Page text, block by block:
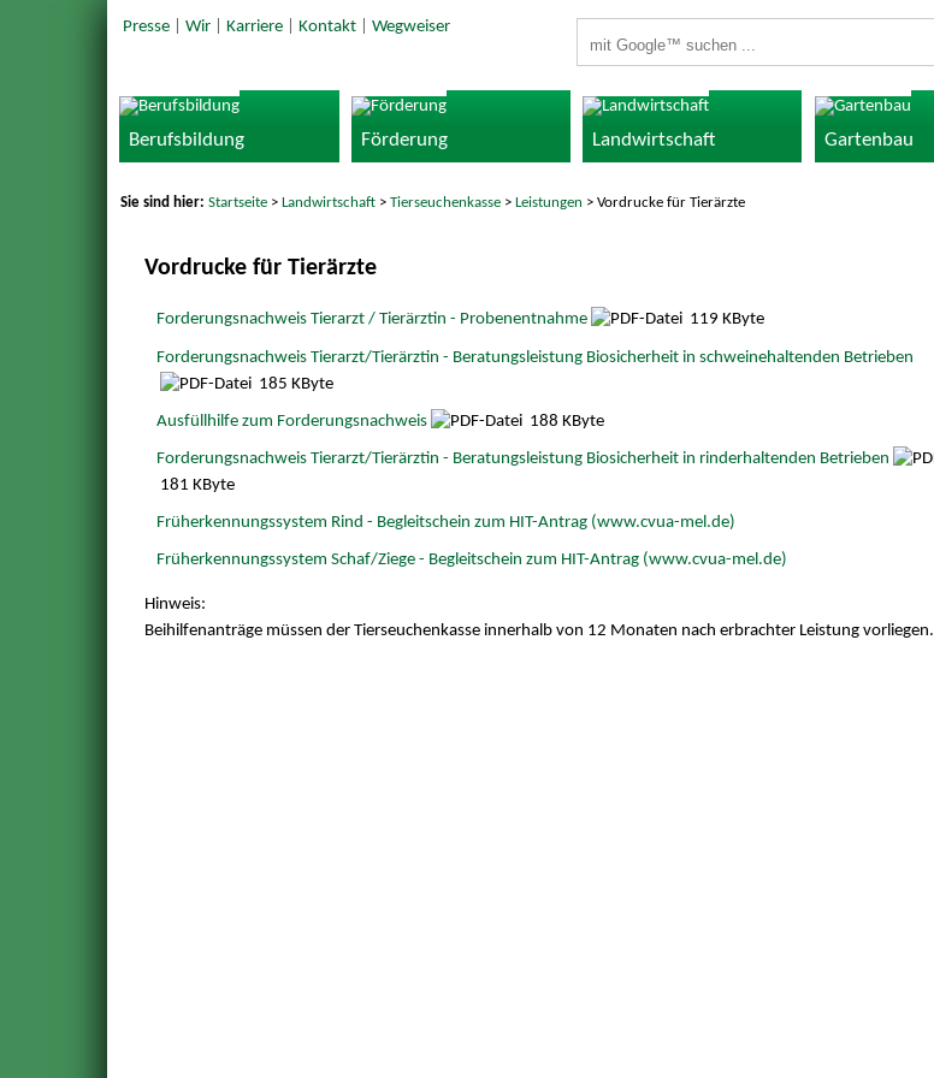
Presse| Wir| Karriere| Kontakt| Wegweiser
Berufsbildung Förderung Landwirtschaft Gartenbau
Sie sind hier:Startseite >Landwirtschaft >Tierseuchenkasse >Leistungen > Vordrucke für Tierärzte
Vordrucke für Tierärzte
Forderungsnachweis Tierarzt / Tierärztin - Probenentnahme 119 KByte
Forderungsnachweis Tierarzt/Tierärztin - Beratungsleistung Biosicherheit in schweinehaltenden Betrieben
185 KByte
Ausfüllhilfe zum Forderungsnachweis 188 KByte
Forderungsnachweis Tierarzt/Tierärztin - Beratungsleistung Biosicherheit in rinderhaltenden Betrieben
181 KByte
Früherkennungssystem Rind - Begleitschein zum HIT-Antrag (www.cvua-mel.de)
Früherkennungssystem Schaf/Ziege - Begleitschein zum HIT-Antrag (www.cvua-mel.de)
Hinweis:
Beihilfenanträge müssen der Tierseuchenkasse innerhalb von 12 Monaten nach erbrachter Leistung vorliegen.